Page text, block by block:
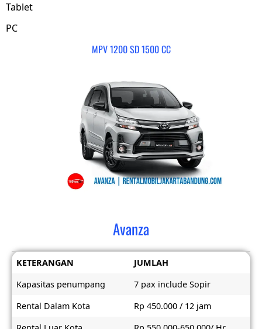
Tablet
PC
MPV 1200 SD 1500 CC
Avanza
KETERANGAN
JUMLAH
Kapasitas penumpang
7 pax include Sopir
Rental Dalam Kota
Rp 450.000 / 12 jam